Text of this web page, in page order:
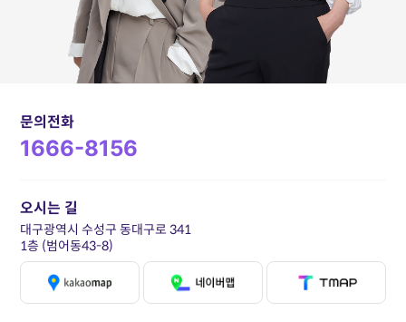
문의전화
1666-8156
오시는 길
대구광역시 수성구 동대구로 341
1층 (범어동43-8)